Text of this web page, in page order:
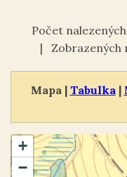
Počet
| Zobrazených
Mapa | Tabulka |
+
−